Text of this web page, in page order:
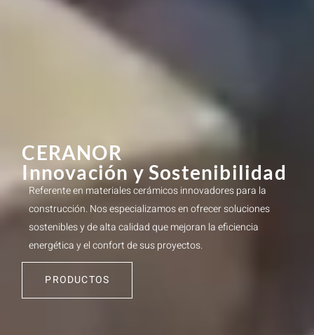
CERANOR
Innovación y Sostenibilidad
Referente en materiales cerámicos innovadores para la
construcción. Nos especializamos en ofrecer soluciones
sostenibles y de alta calidad que mejoran la eficiencia
energética y el confort de sus proyectos.
PRODUCTOS